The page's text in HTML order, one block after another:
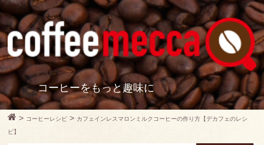
コーヒーをもっと趣味に
> コーヒーレシピ > カフェインレスマロンミルクコーヒーの作り方【デカフェのレシ
ピ】